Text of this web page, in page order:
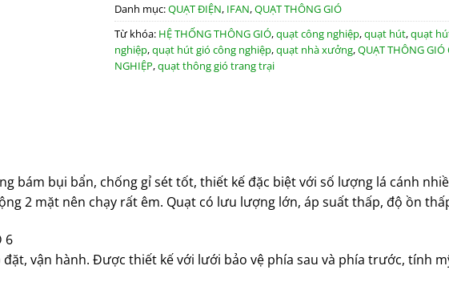
Danh mục:QUẠT ĐIỆN, IFAN,QUẠT THÔNG GIÓ
Từ khóa: HỆ THỐNG THÔNG GIÓ,quạt công nghiệp,quạt hút,quạt
nghiệp,quạt hút gió công nghiệp,quạt nhà xưởng,QUẠT THÔNG GIÓ
NGHIỆP,quạt thông gió trang trại
bám bụi bẩn, chống gỉ sét tốt, thiết kế đặc biệt với số lượng lá cánh
2 mặt nên chạy rất êm. Quạt có lưu lượng lớn, áp suất thấp, độ ồn
vận hành. Được thiết kế với lưới bảo vệ phía sau và phía trước, tính